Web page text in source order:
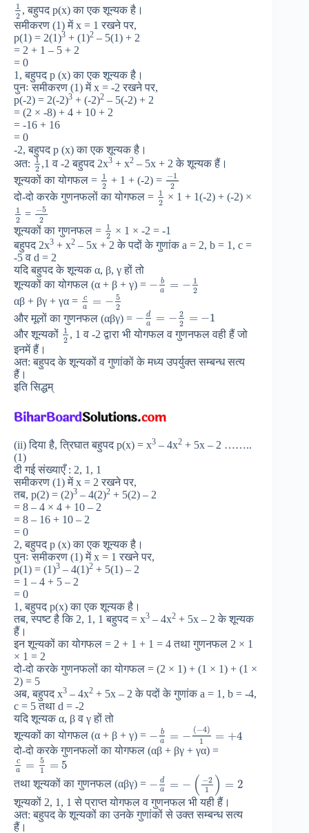
1
2 , बहुपद p(x) का एक शून्यक है।
समीकरण (1) में x = 1 रखने पर,
p(1) = 2(1)3 + (1)2 – 5(1) + 2
= 2 + 1 – 5 + 2
= 0
1, बहुपद p (x) का एक शून्यक है।
पुनः समीकरण (1) में x = -2 रखने पर,
p(-2) = 2(-2)3 + (-2)2 – 5(-2) + 2
= (2 × -8) + 4 + 10 + 2
= -16 + 16
= 0
-2, बहुपद p (x) का एक शून्यक है।
अत: 1
2 ,1 व -2 बहुपद 2x3 + x2 – 5x + 2 के शून्यक हैं।
शून्यकों का योगफल = 1
2 + 1 + (-2) = −1
2
दो-दो करके गुणनफलों का योगफल = 1
2 × 1 + 1(-2) + (-2) ×
1
2 = −5
2
शून्यकों का गुणनफल = 1
2 × 1 × -2 = -1
बहुपद 2x3 + x2 – 5x + 2 के पदों के गुणांक a = 2, b = 1, c =
-5 व d = 2
यदि बहुपद के शून्यक α, β, γ हों तो
शून्यकों का योगफल (α + β + γ) = − b
a
= − 1
2
αβ + βγ + γα =
c
a
= − 5
2
और मूलों का गुणनफल (αβγ) = − d
a
= − 2
2
= −1
और शून्यकों 1
2 , 1 व -2 द्वारा भी योगफल व गुणनफल वही हैं जो
इनमें हैं।
अत: बहुपद के शून्यकों व गुणांकों के मध्य उपर्युक्त सम्बन्ध सत्य
हैं।
इति सिद्धम्
(ii) दिया है, त्रिघात बहुपद p(x) = x3 – 4x2 + 5x – 2 ……..
(1)
दी गई संख्याएँ : 2, 1, 1
समीकरण (1) में x = 2 रखने पर,
तब, p(2) = (2)3 – 4(2)2 + 5(2) – 2
= 8 – 4 × 4 + 10 – 2
= 8 – 16 + 10 – 2
= 0
2, बहुपद p (x) का एक शून्यक है।
पुनः समीकरण (1) में x = 1 रखने पर,
p(1) = (1)3 – 4(1)2 + 5(1) – 2
= 1 – 4 + 5 – 2
= 0
1, बहुपद p(x) का एक शून्यक है।
तब, स्पष्ट है कि 2, 1, 1 बहुपद = x3 – 4x2 + 5x – 2 के शून्यक
हैं।
इन शून्यकों का योगफल = 2 + 1 + 1 = 4 तथा गुणनफल 2 × 1
× 1 = 2
दो-दो करके गुणनफलों का योगफल = (2 × 1) + (1 × 1) + (1 ×
2) = 5
अब, बहुपद x3 – 4x2 + 5x – 2 के पदों के गुणांक a = 1, b = -4,
c = 5 तथा d = -2
यदि शून्यक α, β व γ हों तो
शून्यकों का योगफल (α + β + γ) = − b
a
= − (−4)
1
= +4
दो-दो करके गुणनफलों का योगफल (αβ + βγ + γα) =
c
a
=
5
1
= 5
तथा शून्यकों का गुणनफल (αβγ) = − d
a
= − ( −2
1
) = 2
शून्यकों 2, 1, 1 से प्राप्त योगफल व गुणनफल भी यही हैं।
अत: बहुपद के शून्यकों का उनके गुणांकों से उक्त सम्बन्ध सत्य
हैं।